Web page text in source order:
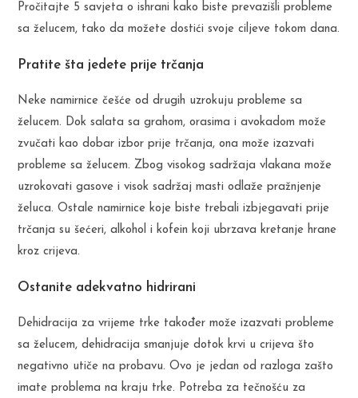
Pročitajte 5 savjeta o ishrani kako biste prevazišli probleme
sa želucem, tako da možete dostići svoje ciljeve tokom dana.
Pratite šta jedete prije trčanja
Neke namirnice češće od drugih uzrokuju probleme sa
želucem. Dok salata sa grahom, orasima i avokadom može
zvučati kao dobar izbor prije trčanja, ona može izazvati
probleme sa želucem. Zbog visokog sadržaja vlakana može
uzrokovati gasove i visok sadržaj masti odlaže pražnjenje
želuca. Ostale namirnice koje biste trebali izbjegavati prije
trčanja su šećeri, alkohol i kofein koji ubrzava kretanje hrane
kroz crijeva.
Ostanite adekvatno hidrirani
Dehidracija za vrijeme trke također može izazvati probleme
sa želucem, dehidracija smanjuje dotok krvi u crijeva što
negativno utiče na probavu. Ovo je jedan od razloga zašto
imate problema na kraju trke. Potreba za tečnošću za